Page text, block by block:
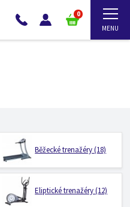
0
Běžecké trenažéry (18)
Eliptické trenažéry (12)